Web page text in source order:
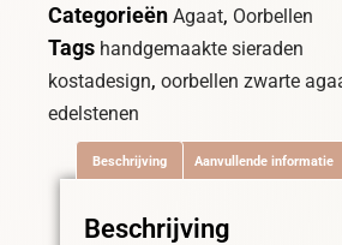
Categorieën Agaat, Oorbellen
Tags handgemaakte sieraden
kostadesign, oorbellen zwarte
edelstenen
Beschrijving Aanvullende informatie
Beschrijving